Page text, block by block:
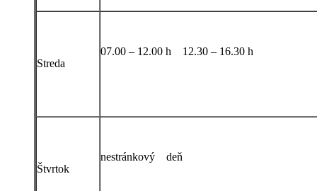
Streda
07.00 – 12.00 h 12.30 – 16.30 h
Štvrtok
nestránkový deň